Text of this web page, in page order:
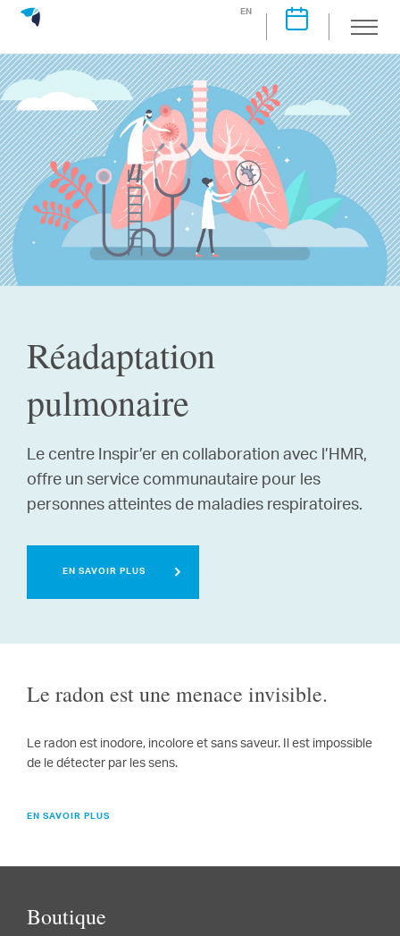
EN
Réadaptation
pulmonaire
Le centre Inspir’er en collaboration avec l’HMR,
offre un service communautaire pour les
personnes atteintes de maladies respiratoires.
EN SAVOIR PLUS
Le radon est une menace invisible.
Le radon est inodore, incolore et sans saveur. Il est impossible
de le détecter par les sens.
EN SAVOIR PLUS
Boutique